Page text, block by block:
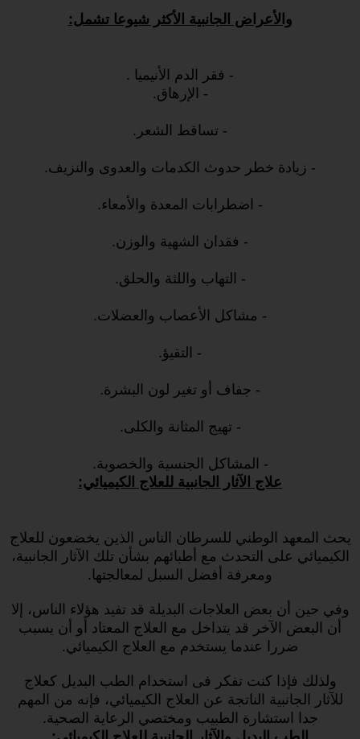
والأعراض الجانبية الأكثر شيوعا تشمل:
- فقر الدم الأنيميا .
- الإرهاق.
- تساقط الشعر.
- زيادة خطر حدوث الكدمات والعدوى والنزيف.
- اضطرابات المعدة والأمعاء.
- فقدان الشهية والوزن.
- التهاب واللثة والحلق.
- مشاكل الأعصاب والعضلات.
- التقيؤ.
- جفاف أو تغير لون البشرة.
- تهيج المثانة والكلى.
- المشاكل الجنسية والخصوبة.
علاج الآثار الجانبية للعلاج الكيميائي:
يحث المعهد الوطني للسرطان الناس الذين يخضعون للعلاج
الكيميائي على التحدث مع أطبائهم بشأن تلك الآثار الجانبية،
ومعرفة أفضل السبل لمعالجتها.
وفي حين أن بعض العلاجات البديلة قد تفيد هؤلاء الناس، إلا
أن البعض الآخر قد يتداخل مع العلاج المعتاد أو أن يسبب
ضررا عندما يستخدم مع العلاج الكيميائي.
ولذلك فإذا كنت تفكر فى استخدام الطب البديل كعلاج
للآثار الجانبية الناتجة عن العلاج الكيميائي، فإنه من المهم
جدا استشارة الطبيب ومختصي الرعاية الصحية.